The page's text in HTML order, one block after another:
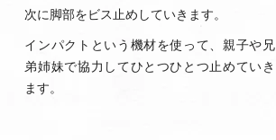
次に脚部をビス止めしていきます。
インパクトという機材を使って、親子や兄
弟姉妹で協力してひとつひとつ止めていき
ます。